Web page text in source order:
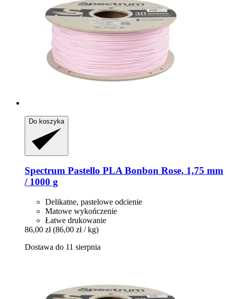
Do koszyka
Spectrum Pastello PLA Bonbon Rose, 1,75 mm
/ 1000 g
Delikatne, pastelowe odcienie
Matowe wykończenie
Łatwe drukowanie
86,00 zł (86,00 zł / kg)
Dostawa do 11 sierpnia